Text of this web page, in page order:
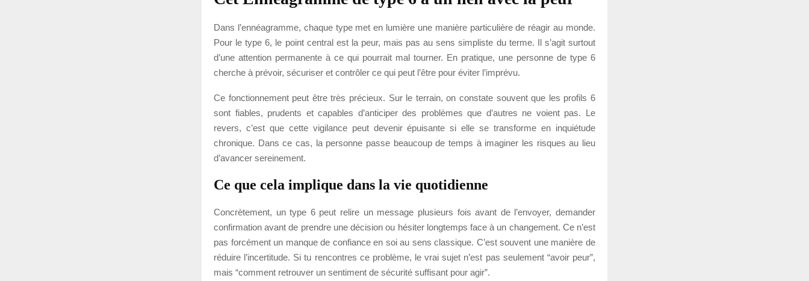
Dans l’ennéagramme, chaque type met en lumière une manière particulière de réagir au monde.
Pour le type 6, le point central est la peur, mais pas au sens simpliste du terme. Il s’agit surtout
d’une attention permanente à ce qui pourrait mal tourner. En pratique, une personne de type 6
cherche à prévoir, sécuriser et contrôler ce qui peut l’être pour éviter l’imprévu.
Ce fonctionnement peut être très précieux. Sur le terrain, on constate souvent que les profils 6
sont fiables, prudents et capables d’anticiper des problèmes que d’autres ne voient pas. Le
revers, c’est que cette vigilance peut devenir épuisante si elle se transforme en inquiétude
chronique. Dans ce cas, la personne passe beaucoup de temps à imaginer les risques au lieu
d’avancer sereinement.
Ce que cela implique dans la vie quotidienne
Concrètement, un type 6 peut relire un message plusieurs fois avant de l’envoyer, demander
confirmation avant de prendre une décision ou hésiter longtemps face à un changement. Ce n’est
pas forcément un manque de confiance en soi au sens classique. C’est souvent une manière de
réduire l’incertitude. Si tu rencontres ce problème, le vrai sujet n’est pas seulement “avoir peur”,
mais “comment retrouver un sentiment de sécurité suffisant pour agir”.